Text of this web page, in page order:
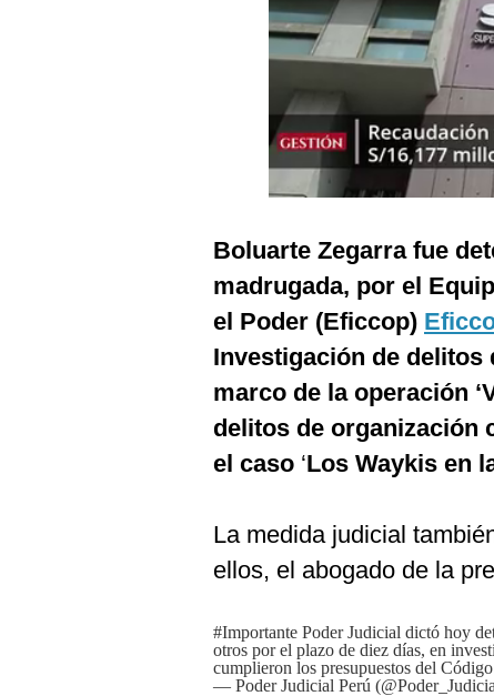
Boluarte Zegarra fue
madrugada, por el
el Poder (Eficcop)
Investigación de delitos
marco de la operación
delitos de organización
el caso ‘Los Waykis en
La medida judicial
ellos, el abogado de la
#Importante Poder Judicial dictó hoy
otros por el plazo de diez días, en
cumplieron los presupuestos del
— Poder Judicial Perú